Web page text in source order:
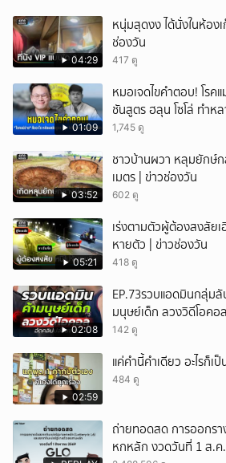
04:29
หนุ่มสุดงง ได้นั่งในห้อง
ช่องวัน
417 ดู
01:09
หมอเจดไขคำตอบ! โรค
ชันสูตร ฮลุน โซโล่ ทำห
1,745 ดู
03:52
ชาวบ้านผวา หลุมยักษ์
เมตร | ข่าวช่องวัน
602 ดู
05:21
เร่งตามตัวผู้ต้องสงสัย
หายตัว | ข่าวช่องวัน
418 ดู
02:08
EP.73รวบแอดมินกลุ่มลั
มนุษย์เด็ก ลวงวิดีโอค
142 ดู
02:59
แค่คำนี้คำเดียว อะไรก็เป็
484 ดู
ถ่ายทอดสด การออกร
หกหลัก งวดวันที่ 1 ส.ค